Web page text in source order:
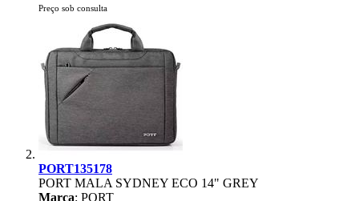
Preço sob consulta
PORT135178
PORT MALA SYDNEY ECO 14" GREY
Marca: PORT